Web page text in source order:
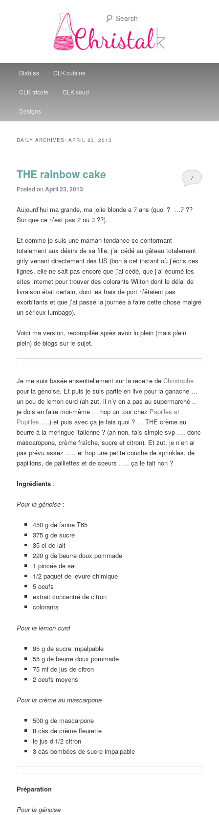
Christal Little Kitchen
Skip to primary content
Skip to secondary content
Blablas CLK cuisine
CLK tricote CLK coud
Designs
DAILY ARCHIVES:APRIL 23, 2013
THE rainbow cake
Posted onApril 23, 2013
7
Aujourd’hui ma grande, ma jolie blonde a 7 ans (quoi ? …7 ??
Sur que ce n’est pas 2 ou 3 ??).
Et comme je suis une maman tendance se conformant
totalement aux désirs de sa fille, j’ai cédé au gâteau totalement
girly venant directement des US (bon à cet instant où j’écris ces
lignes, elle ne sait pas encore que j’ai cédé, que j’ai écumé les
sites internet pour trouver des colorants Wilton dont le délai de
livraison était certain, dont les frais de port n’étaient pas
exorbitants et que j’ai passé la journée à faire cette chose malgré
un sérieux lumbago).
Voici ma version, recompilée après avoir lu plein (mais plein
plein) de blogs sur le sujet.
Je me suis basée ensentiellement sur la recette deChristophe
pour la génoise. Et puis je suis partie en live pour la ganache …
un peu de lemon curd (ah zut, il n’y en a pas au supermarché ..
je dois en faire moi-même … hop un tour chez Papilles et
Pupilles ….) et puis avec ça je fais quoi ? … THE crème au
beurre à la meringue italienne ? (ah non, fais simple svp …. donc
mascaropone, crème fraîche, sucre et citron). Et zut, je n’en ai
pas prévu assez ….. et hop une petite couche de sprinkles, de
papillons, de paillettes et de coeurs ….. ça le fait non ?
Ingrédients :
Pour la génoise :
450 g de farine T65
375 g de sucre
35 cl de lait
220 g de beurre doux pommade
1 pincée de sel
1/2 paquet de levure chimique
5 oeufs
extrait concentré de citron
colorants
Pour le lemon curd
95 g de sucre impalpable
55 g de beurre doux pommade
75 ml de jus de citron
2 oeufs moyens
Pour la crème au mascarpone
500 g de mascarpone
8 càs de crème fleurette
le jus d’1/2 citron
3 càs bombées de sucre impalpable
Préparation
Pour la génoise